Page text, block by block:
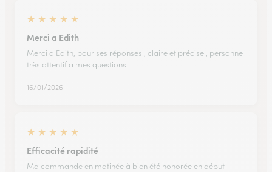
★ ★ ★ ★ ★
Merci a Edith
Merci a Edith, pour ses réponses , claire et précise , personne
très attentif a mes questions
16/01/2026
★ ★ ★ ★ ★
Efficacité rapidité
Ma commande en matinée à bien été honorée en début